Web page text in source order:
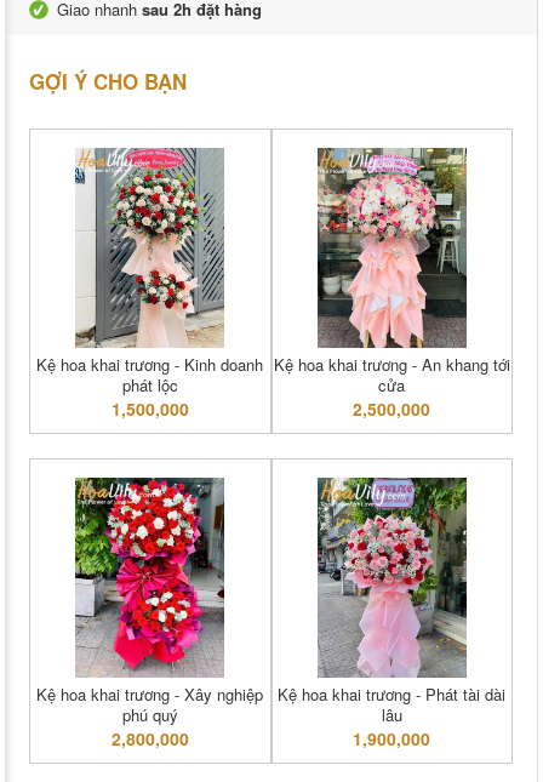
Giao nhanh sau 2h đặt hàng
GỢI Ý CHO BẠN
Kệ hoa khai trương - Kinh doanh
phát lộc
1,500,000
Kệ hoa khai trương - An khang tới
cửa
2,500,000
Kệ hoa khai trương - Xây nghiệp
phú quý
2,800,000
Kệ hoa khai trương - Phát tài dài
lâu
1,900,000